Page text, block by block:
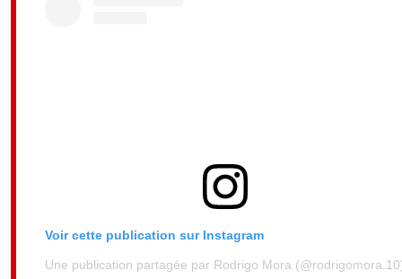
Voir cette publication sur Instagram
Une publication partagée par Rodrigo Mora